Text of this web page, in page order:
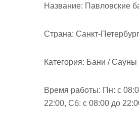
Название: Павловские
Страна: Санкт-
Категория: Бани / Сауны
Время работы: Пн: с
22:00, Сб: с 08:00 до